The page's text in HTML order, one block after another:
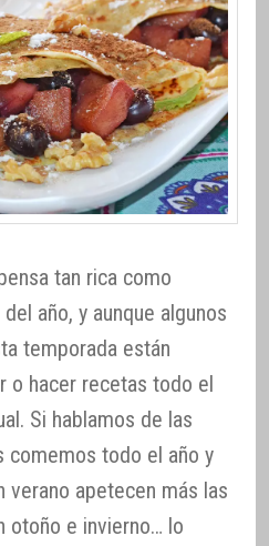
tan rica como
año, y aunque algunos
temporada están
o hacer recetas todo el
Si hablamos de las
comemos todo el año y
verano apetecen más las
otoño e invierno… lo